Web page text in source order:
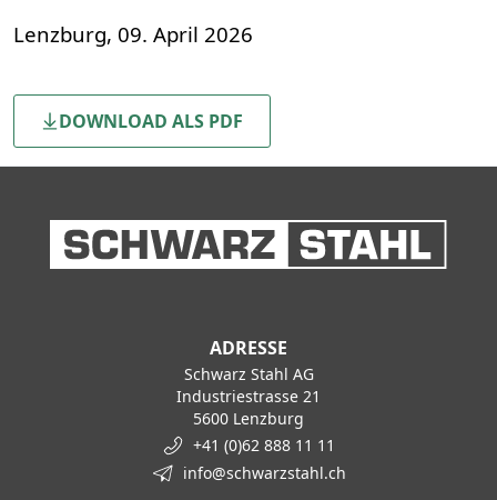
Lenzburg, 09. April 2026
DOWNLOAD ALS PDF
ADRESSE
Schwarz Stahl AG
Industriestrasse 21
5600 Lenzburg
+41 (0)62 888 11 11
info@schwarzstahl.ch